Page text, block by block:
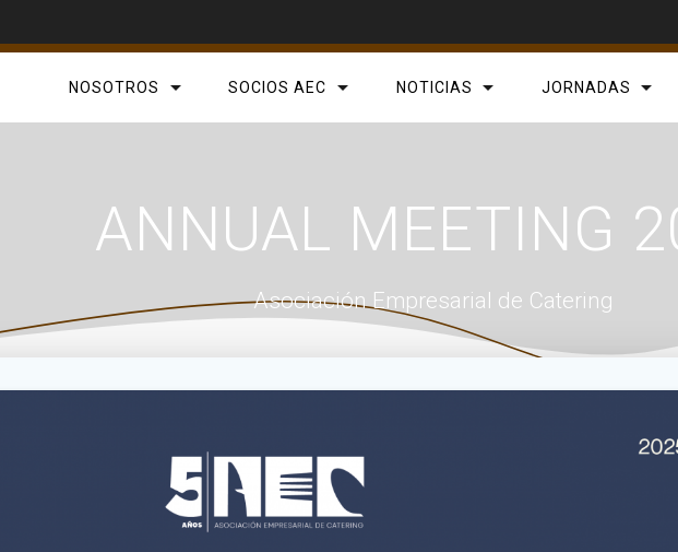
NOSOTROS SOCIOS AEC NOTICIAS JORNADAS
ANNUAL MEETING
Asociación Empresarial de Catering